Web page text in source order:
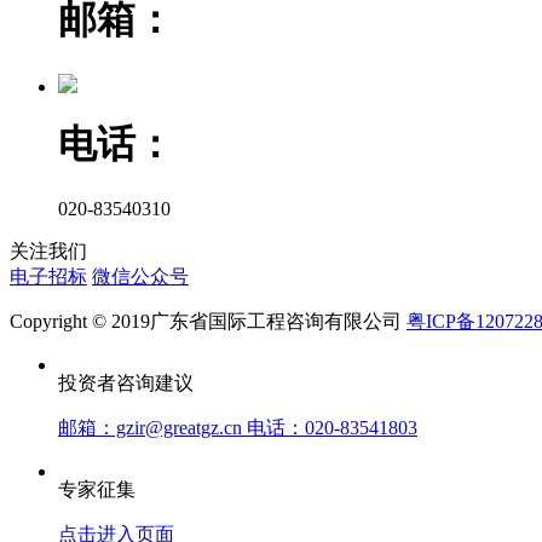
邮箱：
电话：
020-83540310
关注我们
电子招标 微信公众号
Copyright © 2019广东省国际工程咨询有限公司 粤ICP备
投资者咨询建议
邮箱：gzir@greatgz.cn 电话：020-83541803
专家征集
点击进入页面